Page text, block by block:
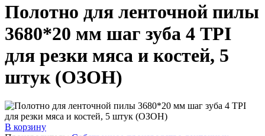
Полотно для ленточной пилы
3680*20 мм шаг зуба 4 TPI
для резки мяса и костей, 5
штук (ОЗОН)
В корзину